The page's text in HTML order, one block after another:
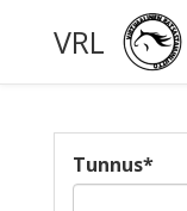
VRL
Tunnus*